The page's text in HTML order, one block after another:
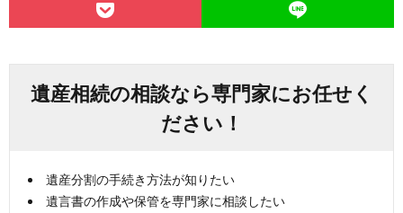
遺産相続の相談なら専門家にお任せく
ださい！
遺産分割の手続き方法が知りたい
遺言書の作成や保管を専門家に相談したい